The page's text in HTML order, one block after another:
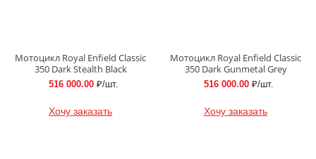
Мотоцикл Royal Enfield Classic
350 Dark Stealth Black
516 000.00 ₽/шт.
Хочу заказать
Мотоцикл Royal Enfield Classic
350 Dark Gunmetal Grey
516 000.00 ₽/шт.
Хочу заказать